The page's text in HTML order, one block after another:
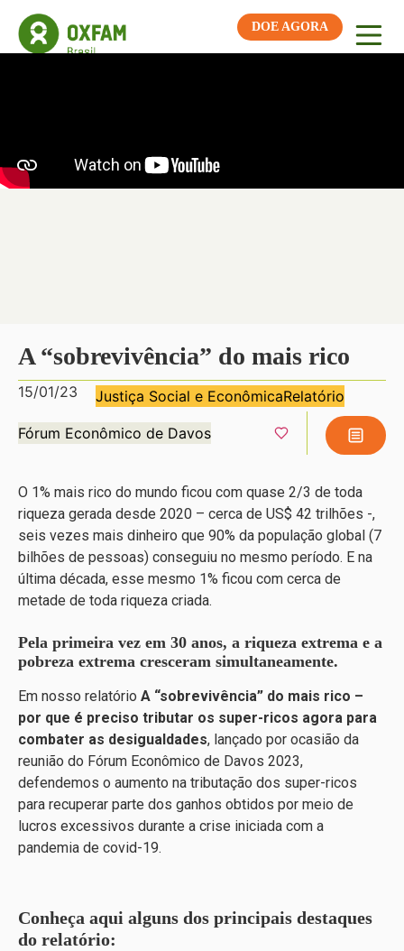
DOE AGORA
A “sobrevivência” do mais rico
15/01/23 Justiça Social e EconômicaRelatório
Fórum Econômico de Davos
O 1% mais rico do mundo ficou com quase 2/3 de toda
riqueza gerada desde 2020 – cerca de US$ 42 trilhões -,
seis vezes mais dinheiro que 90% da população global (7
bilhões de pessoas) conseguiu no mesmo período. E na
última década, esse mesmo 1% ficou com cerca de
metade de toda riqueza criada.
Pela primeira vez em 30 anos, a riqueza extrema e a
pobreza extrema cresceram simultaneamente.
Em nosso relatório A “sobrevivência” do mais rico –
por que é preciso tributar os super-ricos agora para
combater as desigualdades, lançado por ocasião da
reunião do Fórum Econômico de Davos 2023,
defendemos o aumento na tributação dos super-ricos
para recuperar parte dos ganhos obtidos por meio de
lucros excessivos durante a crise iniciada com a
pandemia de covid-19.
Conheça aqui alguns dos principais destaques
do relatório: